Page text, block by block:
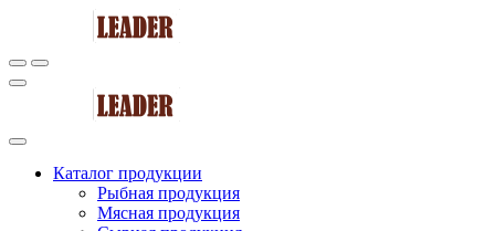
Каталог продукции
Рыбная продукция
Мясная продукция